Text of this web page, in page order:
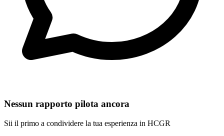
Nessun rapporto pilota ancora
Sii il primo a condividere la tua esperienza in HCGR